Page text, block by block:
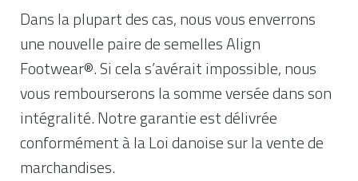
Dans la plupart des cas, nous vous enverrons
une nouvelle paire de semelles Align
Footwear®. Si cela s’avérait impossible, nous
vous rembourserons la somme versée dans son
intégralité. Notre garantie est délivrée
conformément à la Loi danoise sur la vente de
marchandises.